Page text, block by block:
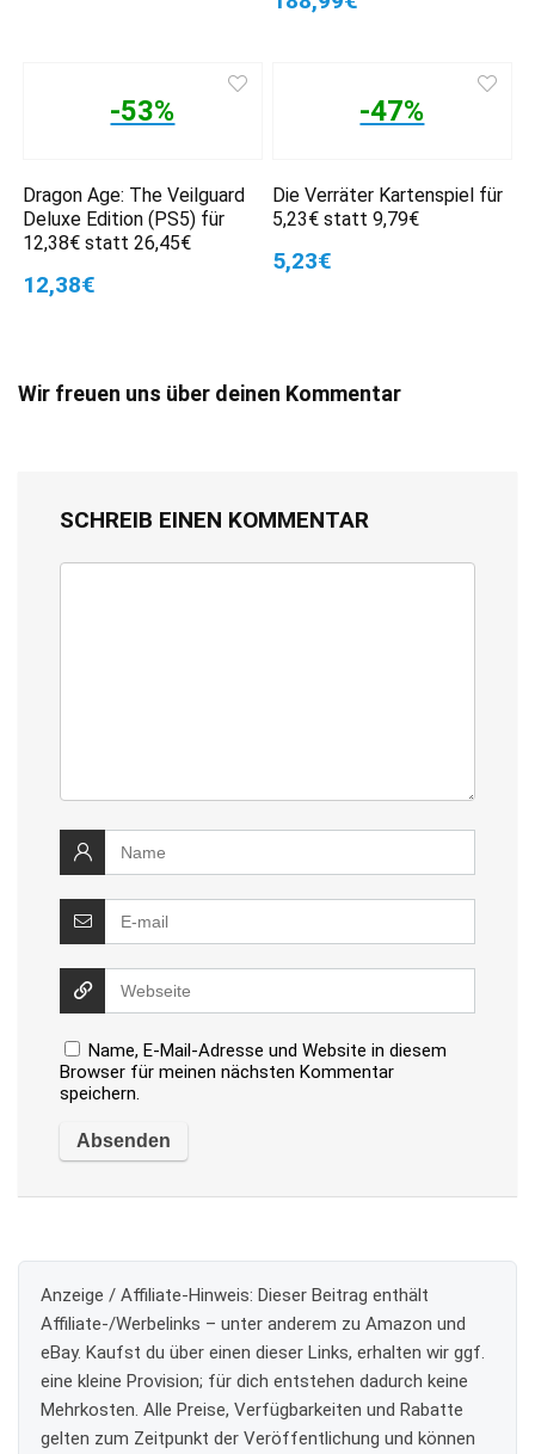
-53%
Dragon Age: The Veilguard
Deluxe Edition (PS5) für
12,38€ statt 26,45€
12,38€
-47%
Die Verräter Kartenspiel für
5,23€ statt 9,79€
5,23€
Wir freuen uns über deinen Kommentar
SCHREIB EINEN KOMMENTAR
Name, E-Mail-Adresse und Website in diesem
Browser für meinen nächsten Kommentar
speichern.
Anzeige / Affiliate-Hinweis: Dieser Beitrag enthält
Affiliate-/Werbelinks – unter anderem zu Amazon und
eBay. Kaufst du über einen dieser Links, erhalten wir ggf.
eine kleine Provision; für dich entstehen dadurch keine
Mehrkosten. Alle Preise, Verfügbarkeiten und Rabatte
gelten zum Zeitpunkt der Veröffentlichung und können